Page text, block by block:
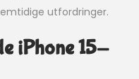
utfordringer.
iPhone 15-